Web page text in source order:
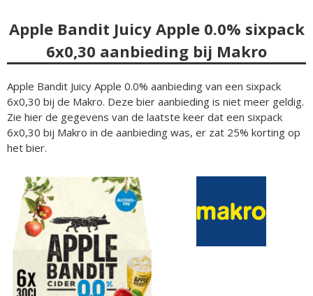
Apple Bandit Juicy Apple 0.0% sixpack
6x0,30 aanbieding bij Makro
Apple Bandit Juicy Apple 0.0% aanbieding van een sixpack
6x0,30 bij de Makro. Deze bier aanbieding is niet meer geldig.
Zie hier de gegevens van de laatste keer dat een sixpack
6x0,30 bij Makro in de aanbieding was, er zat 25% korting op
het bier.